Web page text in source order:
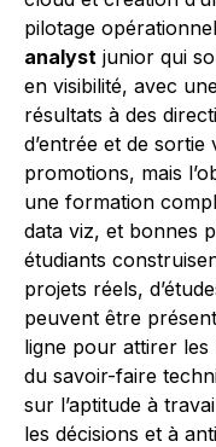
pilotage
analyst junior qui
en visibilité, avec
résultats à des
d’entrée et de
promotions, mais
une formation
data viz, et bonnes
étudiants
projets réels,
peuvent être
ligne pour attirer
du savoir-faire
sur l’aptitude à
les décisions et à